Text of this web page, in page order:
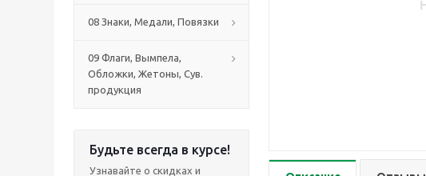
08 Знаки, Медали, Повязки
09 Флаги, Вымпела,
Обложки, Жетоны, Сув.
продукция
Будьте всегда в курсе!
Узнавайте о скидках и